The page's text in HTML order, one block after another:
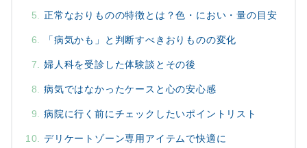
正常なおりものの特徴とは？色・におい・量の目安
「病気かも」と判断すべきおりものの変化
婦人科を受診した体験談とその後
病気ではなかったケースと心の安心感
病院に行く前にチェックしたいポイントリスト
デリケートゾーン専用アイテムで快適に